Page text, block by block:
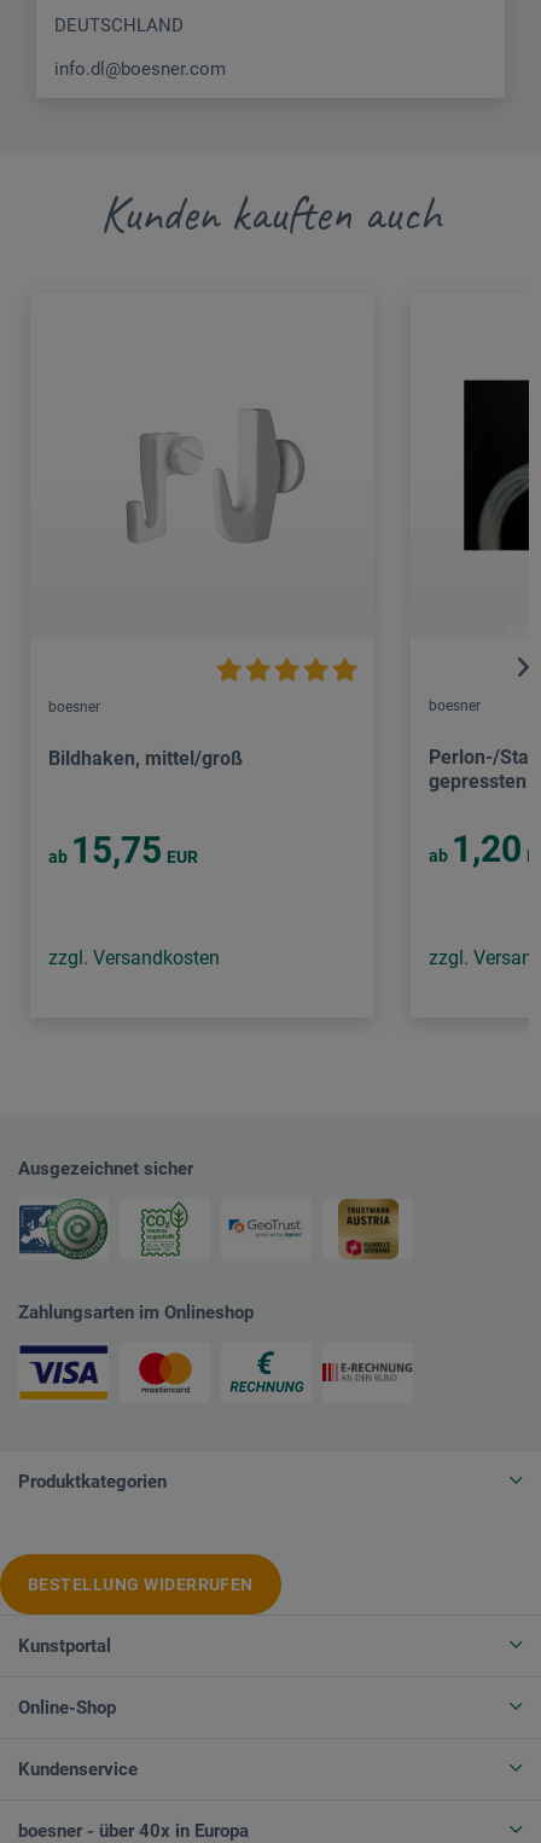
DEUTSCHLAND
info.dl@boesner.com
Kunden kauften auch
boesner
Bildhaken, mittel/groß
ab 15,75 EUR
zzgl. Versandkosten
boesner
Perlon-/
gepressten
ab 1,20
zzgl.
Ausgezeichnet sicher
Zahlungsarten im Onlineshop
Produktkategorien
BESTELLUNG WIDERRUFEN
Kunstportal
Online-Shop
Kundenservice
boesner - über 40x in Europa